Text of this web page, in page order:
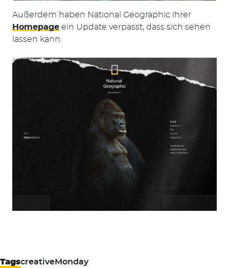
Außerdem haben National Geographic ihrer
Homepage ein Update verpasst, dass sich sehen
lassen kann.
TagscreativeMonday